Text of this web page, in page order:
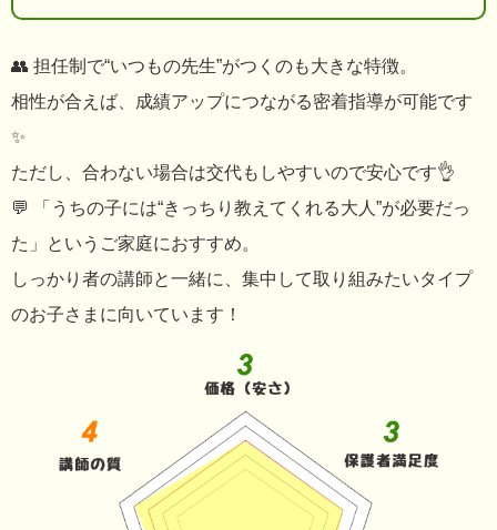
👥 担任制で“いつもの先生”がつくのも大きな特徴。
相性が合えば、成績アップにつながる密着指導が可能です
✨
ただし、合わない場合は交代もしやすいので安心です👌
💬 「うちの子には“きっちり教えてくれる大人”が必要だっ
た」というご家庭におすすめ。
しっかり者の講師と一緒に、集中して取り組みたいタイプ
のお子さまに向いています！